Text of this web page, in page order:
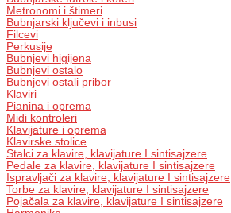
Metronomi i štimeri
Bubnjarski ključevi i inbusi
Filcevi
Perkusije
Bubnjevi higijena
Bubnjevi ostalo
Bubnjevi ostali pribor
Klaviri
Pianina i oprema
Midi kontroleri
Klavijature i oprema
Klavirske stolice
Stalci za klavire, klavijature I sintisajzere
Pedale za klavire, klavijature I sintisajzere
Ispravljači za klavire, klavijature I sintisajzere
Torbe za klavire, klavijature I sintisajzere
Pojačala za klavire, klavijature I sintisajzere